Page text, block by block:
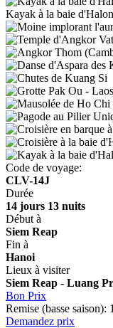
Kayak à la baie
Code de voyage:
CLV-14J
Durée
14 jours 13 nuits
Début à
Siem Reap
Fin à
Hanoi
Lieux à visiter
Siem Reap - Luang
Bon Prix
Remise (basse saison):
Demandez prix